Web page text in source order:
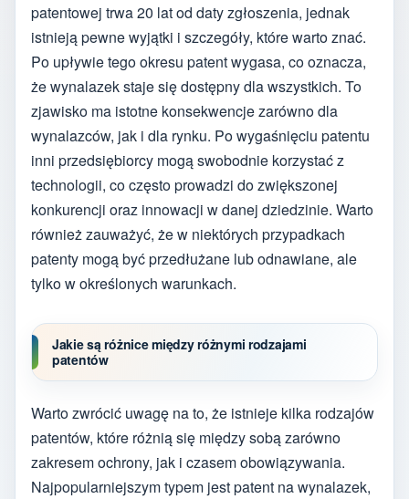
patentowej trwa 20 lat od daty zgłoszenia, jednak
istnieją pewne wyjątki i szczegóły, które warto znać.
Po upływie tego okresu patent wygasa, co oznacza,
że wynalazek staje się dostępny dla wszystkich. To
zjawisko ma istotne konsekwencje zarówno dla
wynalazców, jak i dla rynku. Po wygaśnięciu patentu
inni przedsiębiorcy mogą swobodnie korzystać z
technologii, co często prowadzi do zwiększonej
konkurencji oraz innowacji w danej dziedzinie. Warto
również zauważyć, że w niektórych przypadkach
patenty mogą być przedłużane lub odnawiane, ale
tylko w określonych warunkach.
Jakie są różnice między różnymi rodzajami
patentów
Warto zwrócić uwagę na to, że istnieje kilka rodzajów
patentów, które różnią się między sobą zarówno
zakresem ochrony, jak i czasem obowiązywania.
Najpopularniejszym typem jest patent na wynalazek,